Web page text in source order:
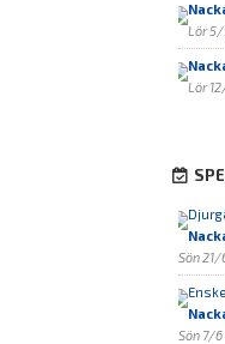
Lör 5/
Lör
Sön 21/
Sön 7/